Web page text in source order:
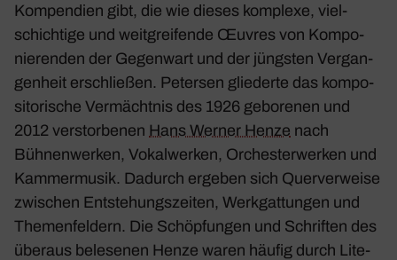
Kompen­dien gibt, die wie dieses komplexe, viel­
schich­tige und weit­grei­fende Œuvres von Kompo­
nie­renden der Gegen­wart und der jüngsten Vergan­
gen­heit erschließen. Petersen glie­derte das kompo­
si­to­ri­sche Vermächtnis des 1926 gebo­renen und
2012 verstor­benen Hans Werner Henze nach
Bühnen­werken, Vokal­werken, Orches­ter­werken und
Kammer­musik. Dadurch ergeben sich Quer­ver­weise
zwischen Entste­hungs­zeiten, Werk­gat­tungen und
Themen­fel­dern. Die Schöp­fungen und Schriften des
überaus bele­senen Henze waren häufig durch Lite­